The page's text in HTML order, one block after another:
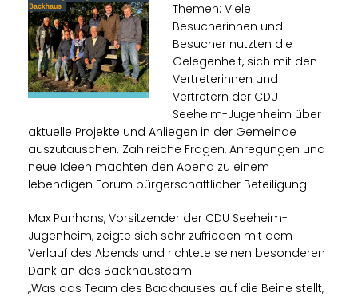
Themen: Viele
Besucherinnen und
Besucher nutzten die
Gelegenheit, sich mit den
Vertreterinnen und
Vertretern der CDU
Seeheim-Jugenheim über
aktuelle Projekte und Anliegen in der Gemeinde
auszutauschen. Zahlreiche Fragen, Anregungen und
neue Ideen machten den Abend zu einem
lebendigen Forum bürgerschaftlicher Beteiligung.
Max Panhans, Vorsitzender der CDU Seeheim-
Jugenheim, zeigte sich sehr zufrieden mit dem
Verlauf des Abends und richtete seinen besonderen
Dank an das Backhausteam:
Was das Team des Backhauses auf die Beine stellt,